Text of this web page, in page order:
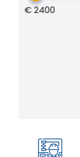
€2400